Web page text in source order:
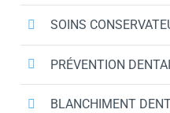
SOINS
PRÉVENTION
BLANCHIMENT